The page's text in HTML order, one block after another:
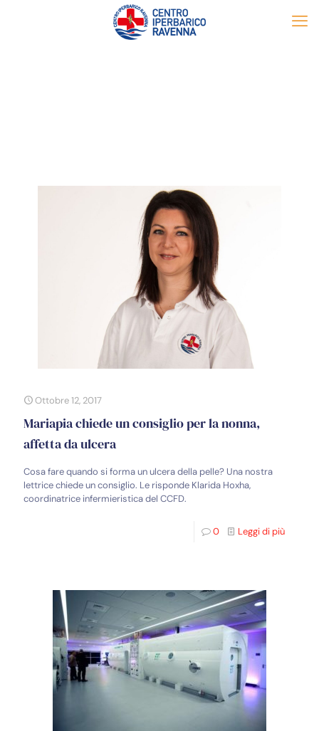
Ottobre 12, 2017
Mariapia chiede un consiglio per la nonna,
affetta da ulcera
Cosa fare quando si forma un ulcera della pelle? Una nostra
lettrice chiede un consiglio. Le risponde Klarida Hoxha,
coordinatrice infermieristica del CCFD.
0 Leggi di più